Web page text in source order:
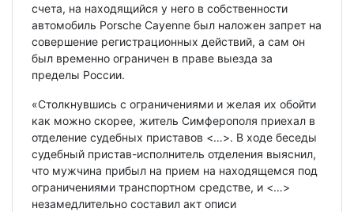
счета, на находящийся у него в собственности
автомобиль Porsche Cayenne был наложен запрет на
совершение регистрационных действий, а сам он
был временно ограничен в праве выезда за
пределы России.
«Столкнувшись с ограничениями и желая их обойти
как можно скорее, житель Симферополя приехал в
отделение судебных приставов <…>. В ходе беседы
судебный пристав-исполнитель отделения выяснил,
что мужчина прибыл на прием на находящемся под
ограничениями транспортном средстве, и <…>
незамедлительно составил акт описи